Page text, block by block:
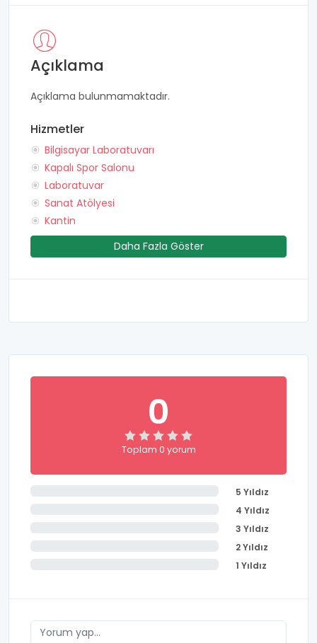
Açıklama
Açıklama bulunmamaktadır.
Hizmetler
Bilgisayar Laboratuvarı
Kapalı Spor Salonu
Laboratuvar
Sanat Atölyesi
Kantin
Daha Fazla Göster
0
Toplam 0 yorum
5 Yıldız
4 Yıldız
3 Yıldız
2 Yıldız
1 Yıldız